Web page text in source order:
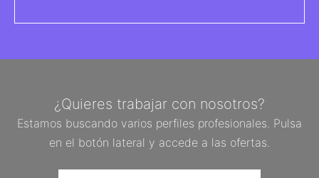
¿Quieres trabajar con nosotros?
Estamos buscando varios perfiles profesionales. Pulsa
en el botón lateral y accede a las ofertas.